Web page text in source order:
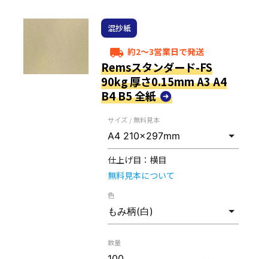
混抄紙
local_shipping 約2～3営業日で発送
Remsスタンダード-FS
90kg 厚さ0.15mm A3 A4
B4 B5 全紙
サイズ / 無料見本
仕上げ目： 横目
無料見本について
色
数量